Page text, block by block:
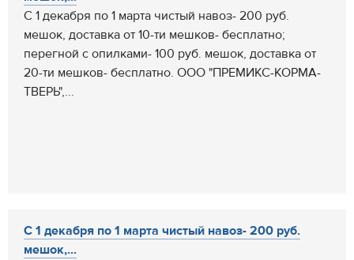
С 1 декабря по 1 марта чистый навоз- 200 руб.
мешок, доставка от 10-ти мешков- бесплатно;
перегной с опилками- 100 руб. мешок, доставка от
20-ти мешков- бесплатно. ООО "ПРЕМИКС-КОРМА-
ТВЕРЬ",...
С 1 декабря по 1 марта чистый навоз- 200 руб.
мешок,...